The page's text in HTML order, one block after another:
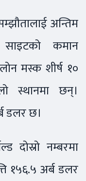
अन्तिम
कमान
मस्क शीर्ष १०
स्थानमा छन्।
डलर छ।
दोस्रो नम्बरमा
१५६.५ अर्ब डलर